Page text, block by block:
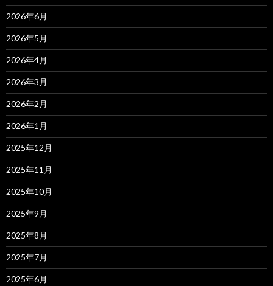
2026年6月
2026年5月
2026年4月
2026年3月
2026年2月
2026年1月
2025年12月
2025年11月
2025年10月
2025年9月
2025年8月
2025年7月
2025年6月